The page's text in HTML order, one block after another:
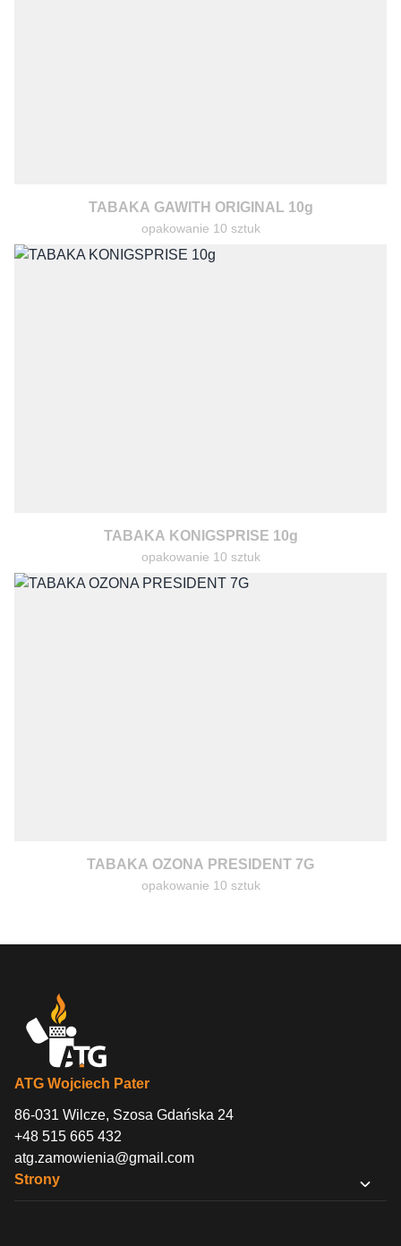
TABAKA GAWITH ORIGINAL 10g
opakowanie 10 sztuk
TABAKA KONIGSPRISE 10g
opakowanie 10 sztuk
TABAKA OZONA PRESIDENT 7G
opakowanie 10 sztuk
ATG Wojciech Pater
86-031 Wilcze, Szosa Gdańska 24
+48 515 665 432
atg.zamowienia@gmail.com
Strony